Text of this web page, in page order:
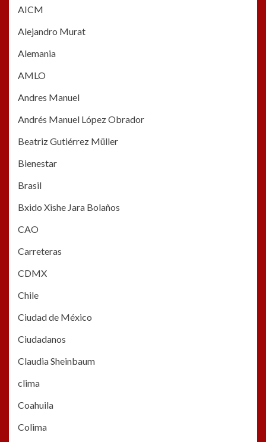
AICM
Alejandro Murat
Alemania
AMLO
Andres Manuel
Andrés Manuel López Obrador
Beatriz Gutiérrez Müller
Bienestar
Brasil
Bxido Xishe Jara Bolaños
CAO
Carreteras
CDMX
Chile
Ciudad de México
Ciudadanos
Claudia Sheinbaum
clima
Coahuila
Colima